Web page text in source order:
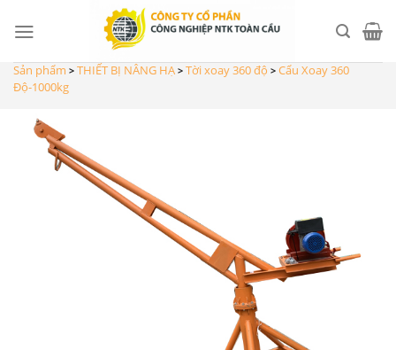
content
Sản phẩm > THIẾT BỊ NÂNG HẠ > Tời xoay 360 độ > Cẩu Xoay 360
Độ-1000kg